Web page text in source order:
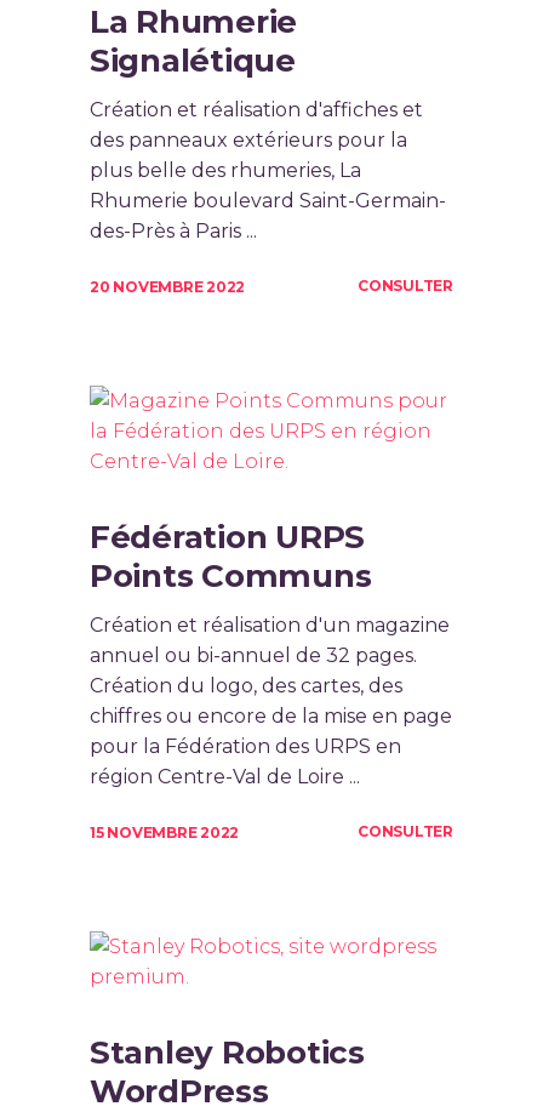
La Rhumerie
Signalétique
Création et réalisation d'affiches et
des panneaux extérieurs pour la
plus belle des rhumeries, La
Rhumerie boulevard Saint-Germain-
des-Près à Paris ...
20 NOVEMBRE 2022 CONSULTER
Fédération URPS
Points Communs
Création et réalisation d'un magazine
annuel ou bi-annuel de 32 pages.
Création du logo, des cartes, des
chiffres ou encore de la mise en page
pour la Fédération des URPS en
région Centre-Val de Loire ...
15 NOVEMBRE 2022 CONSULTER
Stanley Robotics
WordPress